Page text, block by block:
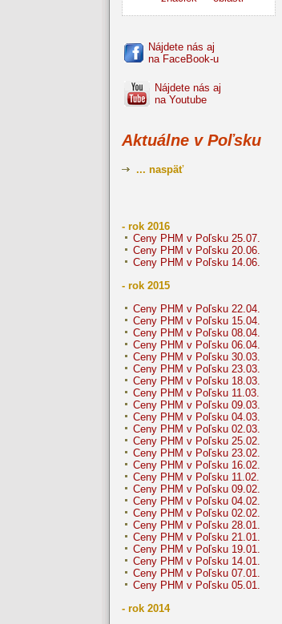
Nájdete nás aj
na FaceBook-u
Nájdete nás aj
na Youtube
Aktuálne v Poľsku
... naspäť
- rok 2016
Ceny PHM v Poľsku 25.07.
Ceny PHM v Poľsku 20.06.
Ceny PHM v Poľsku 14.06.
- rok 2015
Ceny PHM v Poľsku 22.04.
Ceny PHM v Poľsku 15.04.
Ceny PHM v Poľsku 08.04.
Ceny PHM v Poľsku 06.04.
Ceny PHM v Poľsku 30.03.
Ceny PHM v Poľsku 23.03.
Ceny PHM v Poľsku 18.03.
Ceny PHM v Poľsku 11.03.
Ceny PHM v Poľsku 09.03.
Ceny PHM v Poľsku 04.03.
Ceny PHM v Poľsku 02.03.
Ceny PHM v Poľsku 25.02.
Ceny PHM v Poľsku 23.02.
Ceny PHM v Poľsku 16.02.
Ceny PHM v Poľsku 11.02.
Ceny PHM v Poľsku 09.02.
Ceny PHM v Poľsku 04.02.
Ceny PHM v Poľsku 02.02.
Ceny PHM v Poľsku 28.01.
Ceny PHM v Poľsku 21.01.
Ceny PHM v Poľsku 19.01.
Ceny PHM v Poľsku 14.01.
Ceny PHM v Poľsku 07.01.
Ceny PHM v Poľsku 05.01.
- rok 2014